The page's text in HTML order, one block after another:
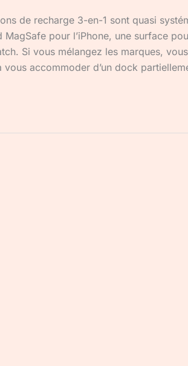
de recharge 3-en-1 sont quasi
MagSafe pour l’iPhone, une surface
Si vous mélangez les marques,
accommoder d’un dock